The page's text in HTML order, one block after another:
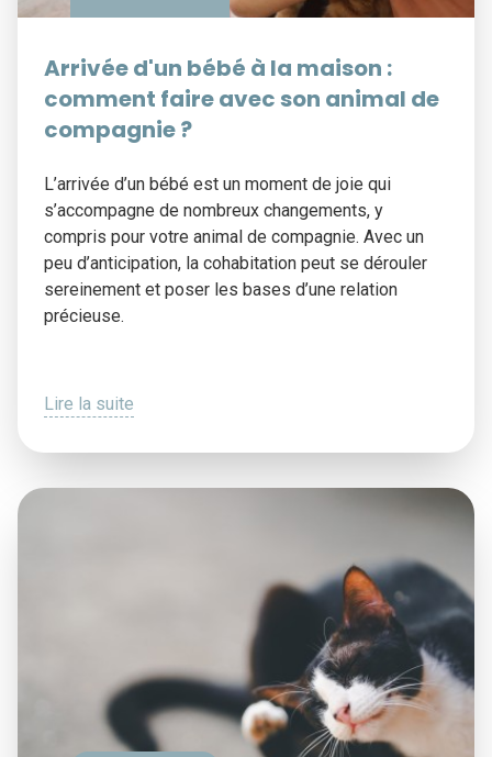
Arrivée d'un bébé à la maison :
comment faire avec son animal de
compagnie ?
L’arrivée d’un bébé est un moment de joie qui
s’accompagne de nombreux changements, y
compris pour votre animal de compagnie. Avec un
peu d’anticipation, la cohabitation peut se dérouler
sereinement et poser les bases d’une relation
précieuse.
Lire la suite